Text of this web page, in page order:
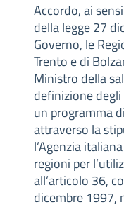
Accordo, ai
della legge 27
Governo, le
Trento e di
Ministro della
definizione
un programma
attraverso la
l’Agenzia
regioni per
all’articolo 36,
dicembre 1997,